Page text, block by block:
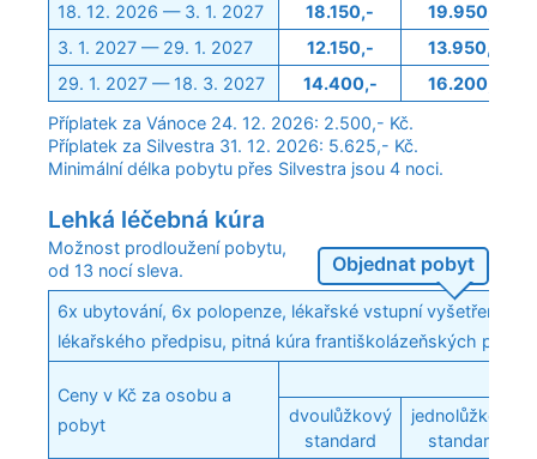
18. 12. 2026 — 3. 1. 2027 18.150,-
19.950,-
3. 1. 2027 — 29. 1. 2027
12.150,-
13.950,-
29. 1. 2027 — 18. 3. 2027
14.400,-
16.200,-
Příplatek za Vánoce 24. 12. 2026: 2.500,- Kč.
Příplatek za Silvestra 31. 12. 2026: 5.625,- Kč.
Minimální délka pobytu přes Silvestra jsou 4 noci.
Lehká léčebná kúra
Možnost prodloužení pobytu,
od 13 nocí sleva.
Objednat pobyt
6x ubytování, 6x polopenze, lékařské vstupní vyšetření, 9
lékařského předpisu, pitná kúra františkolázeňských
Ceny v Kč za osobu a
pobyt
dvoulůžkový
standard
jednolůžkový
standard